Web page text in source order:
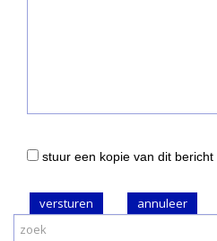
stuur een kopie van dit
versturen